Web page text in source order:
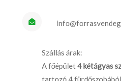
Szállás árak:
A főépület4 kétágyas
tartozó 4